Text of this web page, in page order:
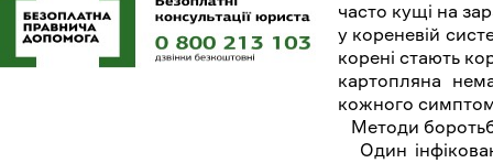
часто кущі на
у кореневій
корені стають
картопляна
кожного
Методи
Один